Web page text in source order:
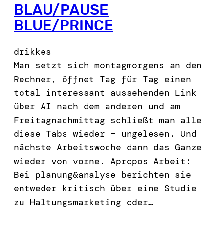
BLAU/PAUSE
BLUE/PRINCE
drikkes
Man setzt sich montagmorgens an den
Rechner, öffnet Tag für Tag einen
total interessant aussehenden Link
über AI nach dem anderen und am
Freitagnachmittag schließt man alle
diese Tabs wieder – ungelesen. Und
nächste Arbeitswoche dann das Ganze
wieder von vorne. Apropos Arbeit:
Bei planung&analyse berichten sie
entweder kritisch über eine Studie
zu Haltungsmarketing oder…